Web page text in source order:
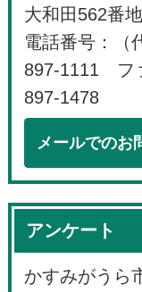
大和田562番地
電話番号：（
897-1111 フ
897-1478
メールでのお
アンケート
かすみがうら